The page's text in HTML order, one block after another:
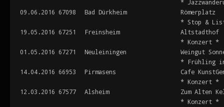
*
09.06.2016 67098 Bad Dürkheim
Römerplatz
* Stop &
19.05.2016 67251 Freinsheim
Altstadthof
* Konzert *
01.05.2016 67271 Neuleiningen
Weingut
* Frühling
14.04.2016 66953 Pirmasens
Cafe
* Konzert *
12.03.2016 67577 Alsheim
Zum Alten
* Konzert *